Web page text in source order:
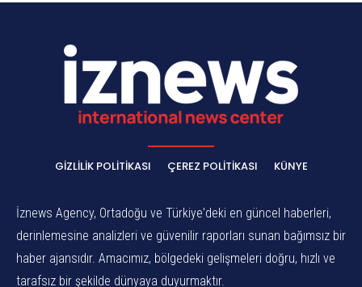
GIZLILIK POLITIKASI ÇEREZ POLITIKASI KÜNYE
İznews Agency, Ortadoğu ve Türkiye'deki en güncel haberleri,
derinlemesine analizleri ve güvenilir raporları sunan bağımsız bir
haber ajansıdır. Amacımız, bölgedeki gelişmeleri doğru, hızlı ve
tarafsız bir şekilde dünyaya duyurmaktır.